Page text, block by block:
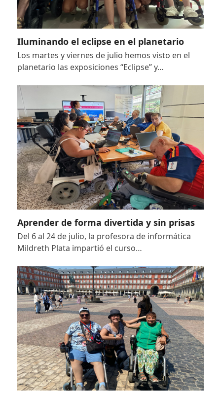
Iluminando el eclipse en el planetario
Los martes y viernes de julio hemos visto en el
planetario las exposiciones “Eclipse” y…
Aprender de forma divertida y sin prisas
Del 6 al 24 de julio, la profesora de informática
Mildreth Plata impartió el curso…